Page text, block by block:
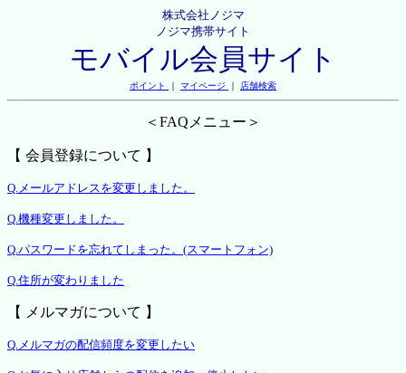
株式会社ノジマ
ノジマ携帯サイト
モバイル会員サイト
ポイント ｜ マイページ ｜ 店舗検索
＜FAQメニュー＞
【 会員登録について 】
Q.メールアドレスを変更しました。
Q.機種変更しました。
Q.パスワードを忘れてしまった。(スマートフォン)
Q.住所が変わりました
【 メルマガについて 】
Q.メルマガの配信頻度を変更したい